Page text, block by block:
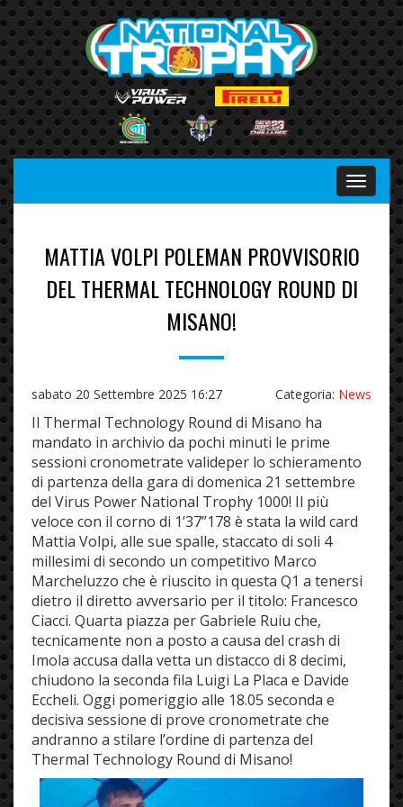
Menu
MATTIA VOLPI POLEMAN PROVVISORIO
DEL THERMAL TECHNOLOGY ROUND DI
MISANO!
sabato 20 Settembre 2025 16:27 Categoria: News
Il Thermal Technology Round di Misano ha
mandato in archivio da pochi minuti le prime
sessioni cronometrate valideper lo schieramento
di partenza della gara di domenica 21 settembre
del Virus Power National Trophy 1000! Il più
veloce con il corno di 1’37”178 è stata la wild card
Mattia Volpi, alle sue spalle, staccato di soli 4
millesimi di secondo un competitivo Marco
Marcheluzzo che è riuscito in questa Q1 a tenersi
dietro il diretto avversario per il titolo: Francesco
Ciacci. Quarta piazza per Gabriele Ruiu che,
tecnicamente non a posto a causa del crash di
Imola accusa dalla vetta un distacco di 8 decimi,
chiudono la seconda fila Luigi La Placa e Davide
Eccheli. Oggi pomeriggio alle 18.05 seconda e
decisiva sessione di prove cronometrate che
andranno a stilare l’ordine di partenza del
Thermal Technology Round di Misano!